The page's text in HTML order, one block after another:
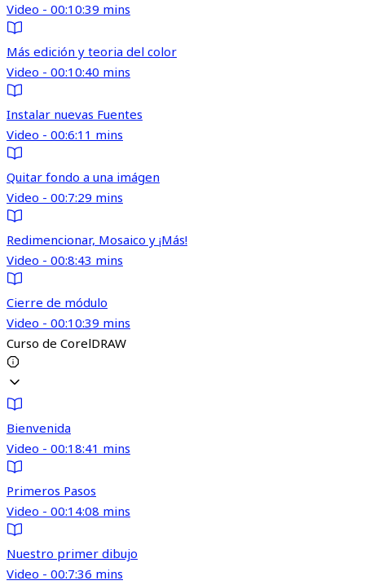
Video - 00:10:39 mins
Más edición y teoria del color
Video - 00:10:40 mins
Instalar nuevas Fuentes
Video - 00:6:11 mins
Quitar fondo a una imágen
Video - 00:7:29 mins
Redimencionar, Mosaico y ¡Más!
Video - 00:8:43 mins
Cierre de módulo
Video - 00:10:39 mins
Curso de CorelDRAW
Bienvenida
Video - 00:18:41 mins
Primeros Pasos
Video - 00:14:08 mins
Nuestro primer dibujo
Video - 00:7:36 mins